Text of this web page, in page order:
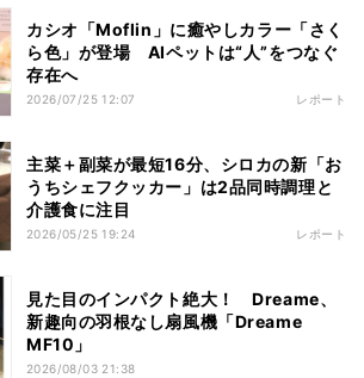
カシオ「Moflin」に癒やしカラー「さく
ら色」が登場 AIペットは“人”をつなぐ
存在へ
2026/07/25 12:07 レポート
主菜＋副菜が最短16分、シロカの新「お
うちシェフクッカー」は2品同時調理と
介護食に注目
2026/05/25 19:24 レポート
見た目のインパクト絶大！ Dreame、
新趣向の羽根なし扇風機「Dreame
MF10」
2026/08/03 21:38